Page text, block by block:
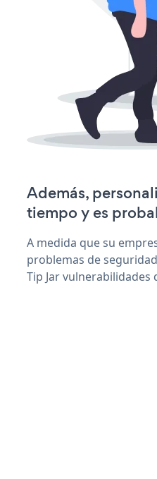
Además,
tiempo y es
A medida que su
problemas de
Tip Jar vulnerabilidades